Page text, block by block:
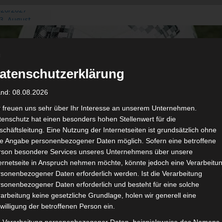
2027
August
aus der
der ersten 15
2027 –
20.
AS Soliman
zu
08.08.2026
freuen uns sehr über Ihr Interesse an unserem Unternehmen.
hat einen besonders hohen Stellenwert für die
Eine Nutzung der Internetseiten ist grundsätzlich ohne
Angabe personenbezogener Daten möglich. Sofern eine betroffene
besondere Services unseres Unternehmens über unsere
in Anspruch nehmen möchte, könnte jedoch eine
Daten erforderlich werden. Ist die Verarbeitung
Daten erforderlich und besteht für eine solche
keine gesetzliche Grundlage, holen wir generell eine
der betroffenen Person ein.